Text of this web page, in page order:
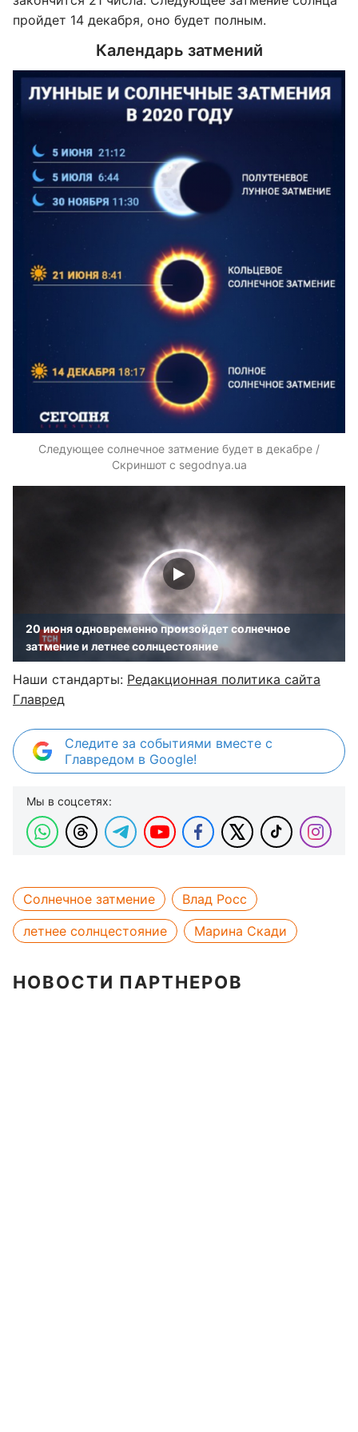
пройдет 14 декабря, оно будет полным.
Календарь затмений
Следующее солнечное затмение будет в декабре /
Скриншот с segodnya.ua
20 июня одновременно произойдет солнечное
затмение и летнее солнцестояние
Наши стандарты: Редакционная политика сайта
Главред
Следите за событиями вместе с
Главредом в Google!
Мы в соцсетях:
Солнечное затмение
Влад Росс
летнее солнцестояние
Марина Скади
НОВОСТИ ПАРТНЕРОВ